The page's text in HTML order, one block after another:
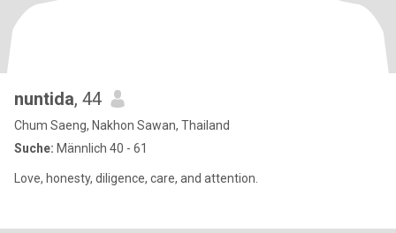
nuntida, 44
Chum Saeng, Nakhon Sawan, Thailand
Suche: Männlich 40 - 61
Love, honesty, diligence, care, and attention.